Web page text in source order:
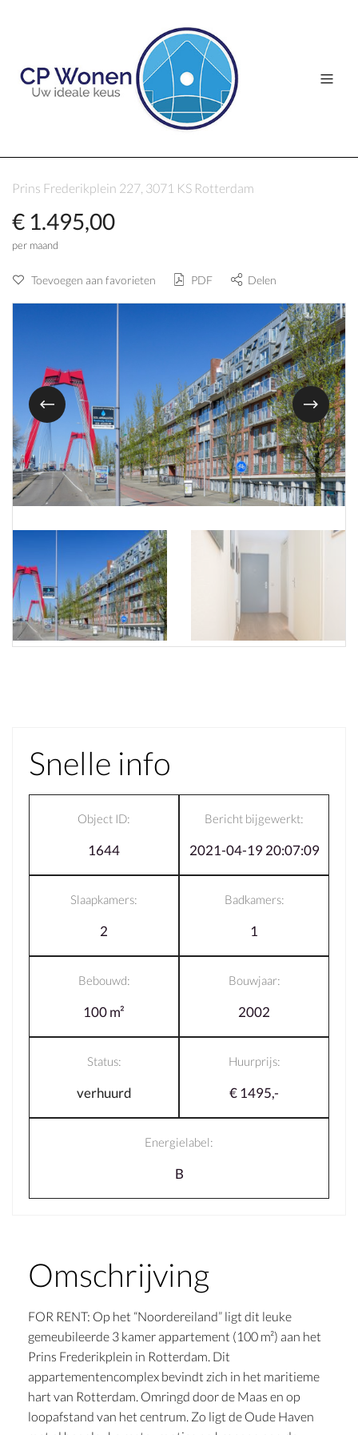
Prins Frederikplein 227, 3071 KS Rotterdam
€ 1.495,00
per maand
Toevoegen aan favorieten PDF Delen
Snelle info
Object ID:
1644
Bericht bijgewerkt:
2021-04-19 20:07:09
Slaapkamers:
2
Badkamers:
1
Bebouwd:
100 m²
Bouwjaar:
2002
Status:
verhuurd
Huurprijs:
€ 1495,-
Energielabel:
B
Omschrijving
FOR RENT: Op het “Noordereiland” ligt dit leuke
gemeubileerde 3 kamer appartement (100 m²) aan het
Prins Frederikplein in Rotterdam. Dit
appartementencomplex bevindt zich in het maritieme
hart van Rotterdam. Omringd door de Maas en op
loopafstand van het centrum. Zo ligt de Oude Haven